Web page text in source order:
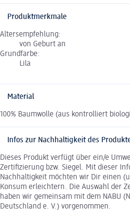
Produktmerkmale
Altersempfehlung:
von Geburt an
Grundfarbe:
Lila
Material
100% Baumwolle (aus kontrolliert
Infos zur Nachhaltigkeit des
Dieses Produkt verfügt über ein/e
Zertifizierung bzw. Siegel. Mit dieser
Nachhaltigkeit möchten wir Dir einen
Konsum erleichtern. Die Auswahl der
haben wir gemeinsam mit dem NABU
Deutschland e. V.) vorgenommen.